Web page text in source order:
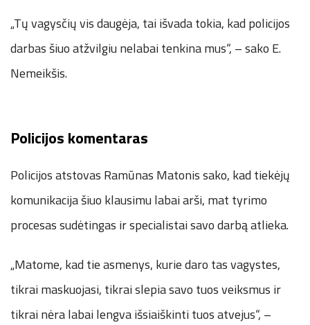
„Tų vagysčių vis daugėja, tai išvada tokia, kad policijos
darbas šiuo atžvilgiu nelabai tenkina mus“, – sako E.
Nemeikšis.
Policijos komentaras
Policijos atstovas Ramūnas Matonis sako, kad tiekėjų
komunikacija šiuo klausimu labai arši, mat tyrimo
procesas sudėtingas ir specialistai savo darbą atlieka.
„Matome, kad tie asmenys, kurie daro tas vagystes,
tikrai maskuojasi, tikrai slepia savo tuos veiksmus ir
tikrai nėra labai lengva išsiaiškinti tuos atvejus“, –